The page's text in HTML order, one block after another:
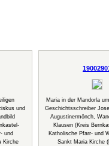
und
und
Kirche
Maria in der Mandorla
Geschichtsschreiber
Augustinermönch,
Klausen (Kreis
Katholische Pfarr- und
Sankt Maria Kirche